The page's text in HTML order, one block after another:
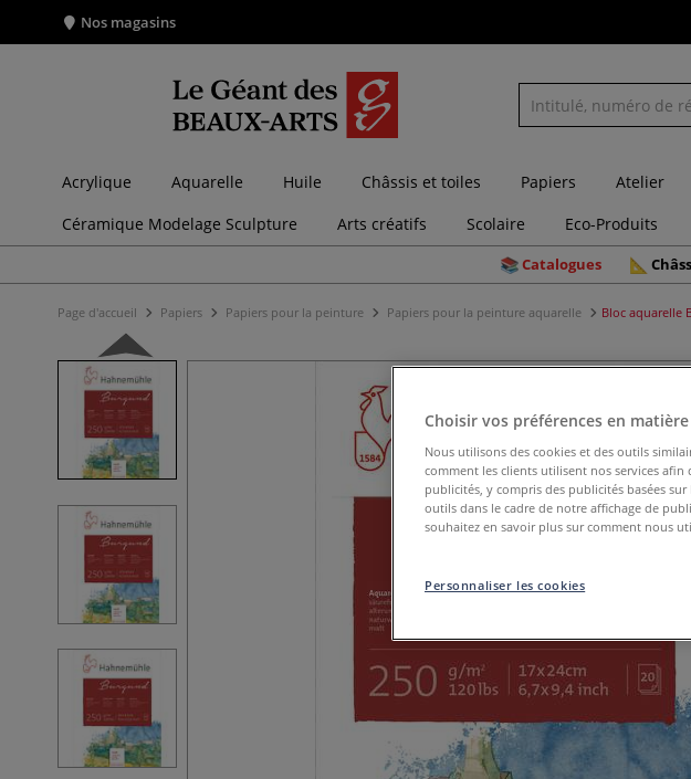
Nos magasins
Acrylique Aquarelle Huile Châssis et toiles Papiers Atelier
Céramique Modelage Sculpture
Arts créatifs Scolaire Eco-Produits
Catalogues
Page d'accueil Papiers Papiers pour la peinture Papiers pour la peinture aquarelle Bloc aquarelle
Choisir vos préférences en
Nous utilisons des cookies et des outils
comment les clients utilisent nos services
publicités, y compris des publicités basées
outils dans le cadre de notre affichage de
souhaitez en savoir plus sur comment nous
Personnaliser les cookies